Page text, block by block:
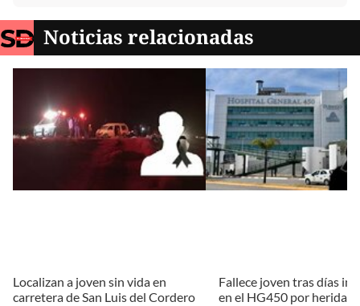
Noticias relacionadas
Localizan a joven sin vida en
carretera de San Luis del Cordero
Fallece joven tras días
en el HG450 por herida